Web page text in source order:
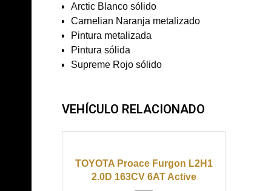
Arctic Blanco sólido
Carnelian Naranja metalizado
Pintura metalizada
Pintura sólida
Supreme Rojo sólido
VEHÍCULO RELACIONADO
TOYOTA Proace Furgon L2H1
2.0D 163CV 6AT Active